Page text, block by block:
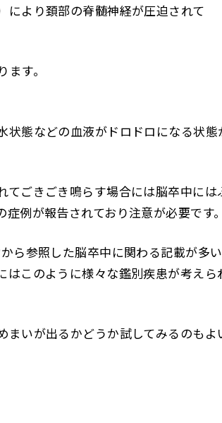
により頚部の脊髄神経が圧迫されて
す。
状態などの血液がドロドロになる状態
てごきごき鳴らす場合には脳卒中には
例が報告されており注意が必要です。
ら参照した脳卒中に関わる記載が多い
はこのように様々な鑑別疾患が考えら
いが出るかどうか試してみるのもよ